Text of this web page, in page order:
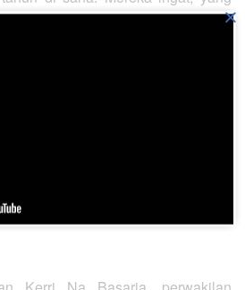
pewarna alam adalah ibunya,”
×